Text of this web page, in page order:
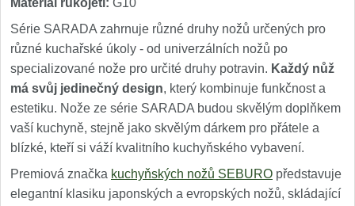
Materiál rukojeti: G10
Série SARADA zahrnuje různé druhy nožů určených pro
různé kuchařské úkoly - od univerzálních nožů po
specializované nože pro určité druhy potravin. Každý nůž
má svůj jedinečný design, který kombinuje funkčnost a
estetiku. Nože ze série SARADA budou skvělým doplňkem
vaší kuchyně, stejně jako skvělým dárkem pro přátele a
blízké, kteří si váží kvalitního kuchyňského vybavení.
Premiová značka kuchyňských nožů SEBURO představuje
elegantní klasiku japonských a evropských nožů, skládající